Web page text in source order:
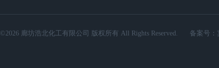
©2026 廊坊浩北化工有限公司 版权所有 All Rights Reserved. 备案号：